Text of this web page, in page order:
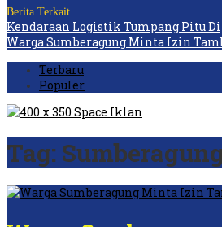
Berita Terkait
Kendaraan Logistik Tumpang Pitu
Warga Sumberagung Minta Izin
Terbaru
Populer
Tag: